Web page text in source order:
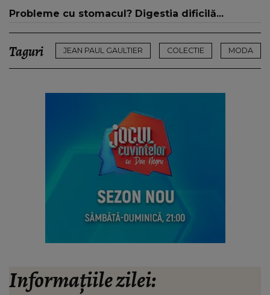
Probleme cu stomacul? Digestia dificilă...
Taguri JEAN PAUL GAULTIER COLECTIE MODA
Informațiile zilei: